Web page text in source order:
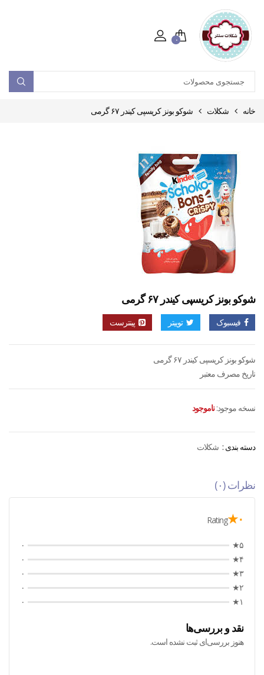
۰
خانه شکلات شوکو بونز کریسپی کیندر ۶۷ گرمی
شوکو بونز کریسپی کیندر ۶۷ گرمی
فیسبوک توییتر پینترست
شوکو بونز کریسپی کیندر ۶۷ گرمی
تاریخ مصرف معتبر
نسخه موجود: ناموجود
دسته بندی : شکلات
نظرات (۰)
۰★ Rating
۵★
۰
۴★
۰
۳★
۰
۲★
۰
۱★
۰
نقد و بررسی‌ها
هنوز بررسی‌ای ثبت نشده است.